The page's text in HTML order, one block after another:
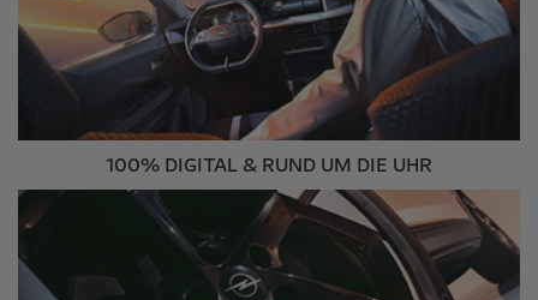
100% DIGITAL & RUND UM DIE UHR